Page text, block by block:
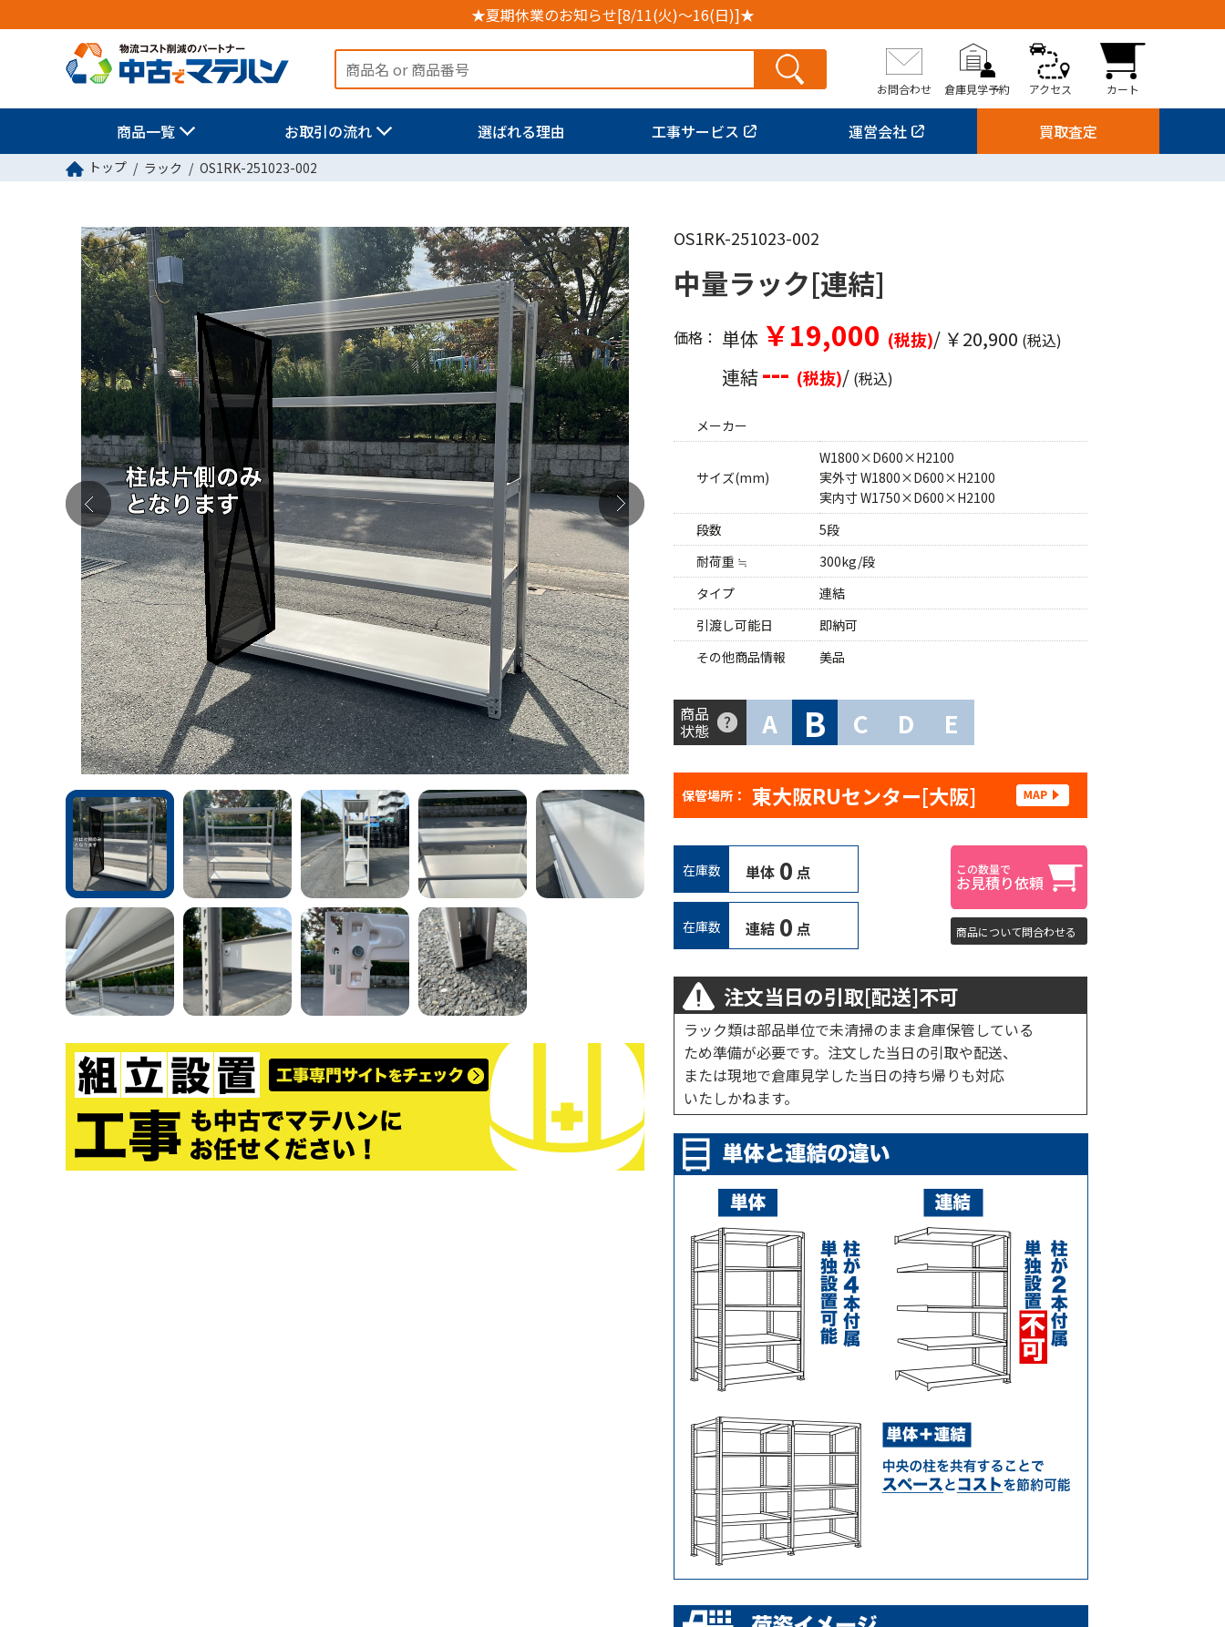
★夏期休業のお知らせ[8/11(火)～16(日)]★
お問合わせ 倉庫見学予約 アクセス カート
商品一覧 お取引の流れ 選ばれる理由 工事サービス 運営会社 買取査定
トップ ラック OS1RK-251023-002
OS1RK-251023-002
中量ラック[連結]
価格： 単体 ￥19,000 (税抜)/ ￥20,900 (税込)
連結--- (税抜)/ (税込)
メーカー
サイズ(mm)
W1800×D600×H2100
実外寸 W1800×D600×H2100
実内寸 W1750×D600×H2100
段数
5段
耐荷重 ≒
300kg/段
タイプ
連結
引渡し可能日
即納可
その他商品情報
美品
商品
状態 A B C D E
保管場所： 東大阪RUセンター[大阪]
在庫数 単体 0 点
在庫数 連結 0 点 商品について問合わせる
注文当日の引取[配送]不可
ラック類は部品単位で未清掃のまま倉庫保管している
ため準備が必要です。注文した当日の引取や配送、
または現地で倉庫見学した当日の持ち帰りも対応
いたしかねます。